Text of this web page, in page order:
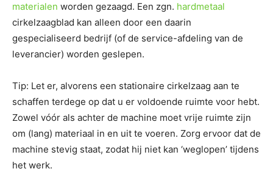
materialen worden gezaagd. Een zgn. hardmetaal
cirkelzaagblad kan alleen door een daarin
gespecialiseerd bedrijf (of de service-afdeling van de
leverancier) worden geslepen.
Tip: Let er, alvorens een stationaire cirkelzaag aan te
schaffen terdege op dat u er voldoende ruimte voor hebt.
Zowel vóór als achter de machine moet vrije ruimte zijn
om (lang) materiaal in en uit te voeren. Zorg ervoor dat de
machine stevig staat, zodat hij niet kan ‘weglopen’ tijdens
het werk.